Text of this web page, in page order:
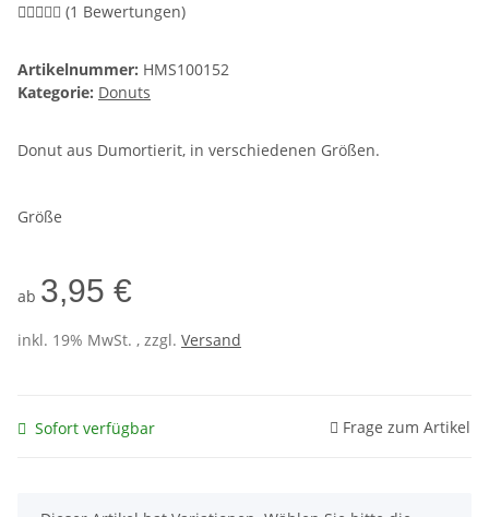
(1 Bewertungen)
Artikelnummer: HMS100152
Kategorie: Donuts
Donut aus Dumortierit, in verschiedenen Größen.
Größe
ab 3,95 €
inkl. 19% MwSt. , zzgl. Versand
Sofort verfügbar Frage zum Artikel